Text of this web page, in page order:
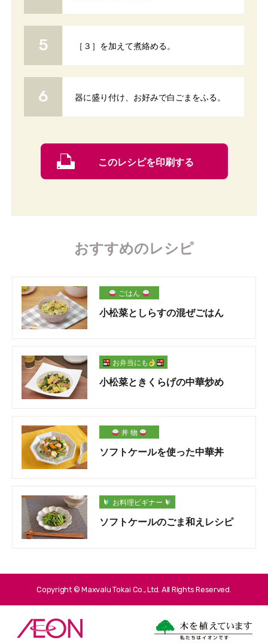
［３］を加えて煮絡める。
器に盛り付け、お好みで白ごまをふる。
このレシピを印刷する
おすすめのレシピ
ごはん
小松菜としらすの混ぜごはん
お弁当にも
小松菜ときくらげの中華炒め
丼 物
ソフトケールを使った中華丼
お料理ビギナー
ソフトケールのごま和えレシピ
Copyright © Maxvalu Tokai Co., Ltd. All Rights Reserved.